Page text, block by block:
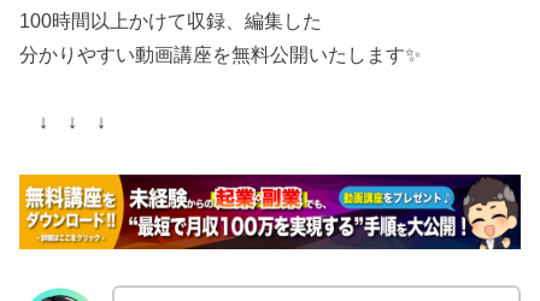
100時間以上かけて収録、編集した
分かりやすい動画講座を無料公開いたします✨
↓ ↓ ↓